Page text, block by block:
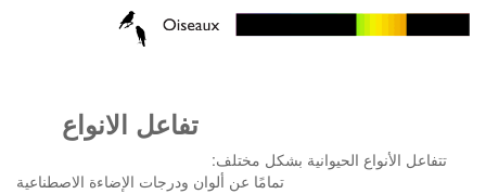
:تتفاعل الأنواع الحيوانية بشكل مختلف
تمامًا عن ألوان ودرجات الإضاءة الاصطناعية